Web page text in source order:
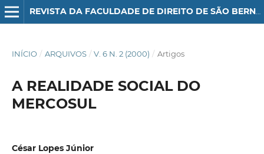
REVISTA DA FACULDADE DE DIREITO DE SÃO BERNARDO DO CAMPO
INÍCIO / ARQUIVOS / V. 6 N. 2 (2000) / Artigos
A REALIDADE SOCIAL DO
MERCOSUL
César Lopes Júnior